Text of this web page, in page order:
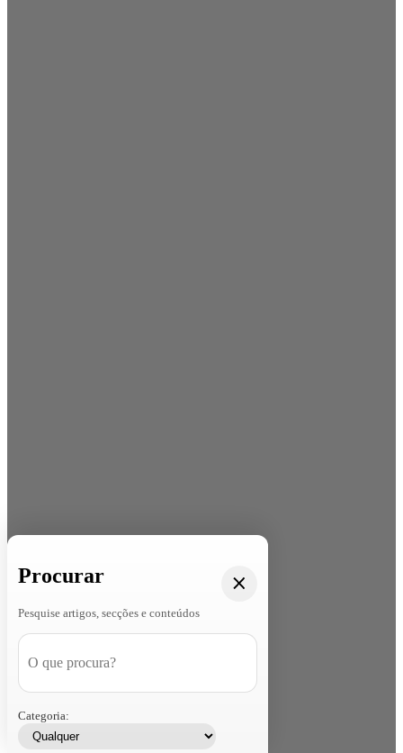
Procurar
Pesquise artigos, secções e conteúdos
Categoria: